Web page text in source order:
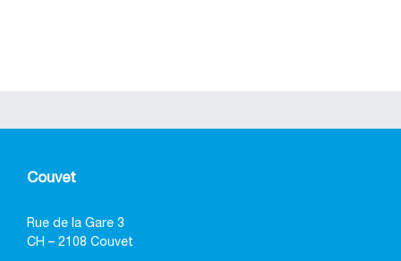
Couvet
Rue de la Gare 3
CH – 2108 Couvet